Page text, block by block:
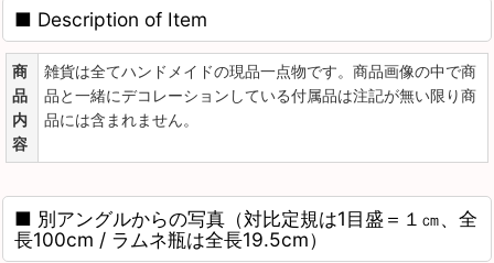
■ Description of Item
商
品
内
容
雑貨は全てハンドメイドの現品一点物です。商品画像の中で商
品と一緒にデコレーションしている付属品は注記が無い限り商
品には含まれません。
■ 別アングルからの写真（対比定規は1目盛＝１㎝、全
長100cm / ラムネ瓶は全長19.5cm）